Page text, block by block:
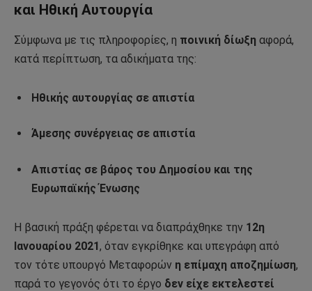
και Ηθική Αυτουργία
Σύμφωνα με τις πληροφορίες, η ποινική δίωξη αφορά,
κατά περίπτωση, τα αδικήματα της:
Ηθικής αυτουργίας σε απιστία
Άμεσης συνέργειας σε απιστία
Απιστίας σε βάρος του Δημοσίου και της
Ευρωπαϊκής Ένωσης
Η βασική πράξη φέρεται να διαπράχθηκε την 12η
Ιανουαρίου 2021, όταν εγκρίθηκε και υπεγράφη από
τον τότε υπουργό Μεταφορών η επίμαχη αποζημίωση,
παρά το γεγονός ότι το έργο δεν είχε εκτελεστεί